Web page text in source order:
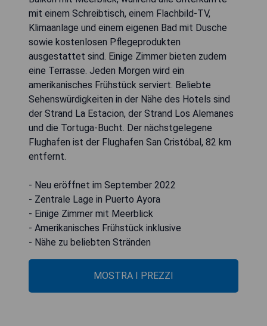
mit einem Schreibtisch, einem Flachbild-TV,
Klimaanlage und einem eigenen Bad mit Dusche
sowie kostenlosen Pflegeprodukten
ausgestattet sind. Einige Zimmer bieten zudem
eine Terrasse. Jeden Morgen wird ein
amerikanisches Frühstück serviert. Beliebte
Sehenswürdigkeiten in der Nähe des Hotels sind
der Strand La Estacion, der Strand Los Alemanes
und die Tortuga-Bucht. Der nächstgelegene
Flughafen ist der Flughafen San Cristóbal, 82 km
entfernt.
- Neu eröffnet im September 2022
- Zentrale Lage in Puerto Ayora
- Einige Zimmer mit Meerblick
- Amerikanisches Frühstück inklusive
- Nähe zu beliebten Stränden
MOSTRA I PREZZI